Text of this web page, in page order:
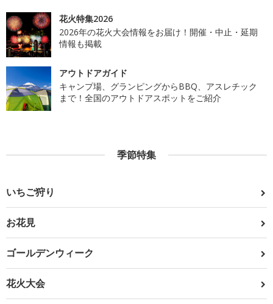
花火特集2026
2026年の花火大会情報をお届け！開催・中止・延期
情報も掲載
アウトドアガイド
キャンプ場、グランピングからBBQ、アスレチック
まで！全国のアウトドアスポットをご紹介
季節特集
いちご狩り
お花見
ゴールデンウィーク
花火大会